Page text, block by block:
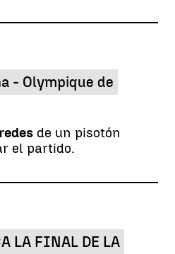
- Olympique de
de un pisotón
el partido.
LA FINAL DE LA